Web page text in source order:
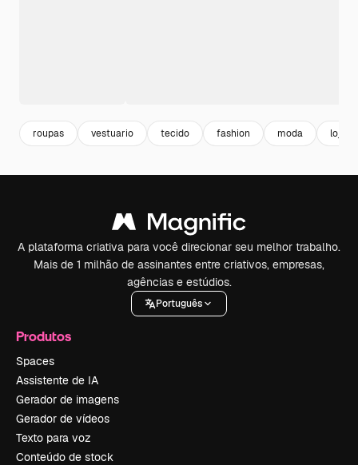
roupas vestuario tecido fashion moda loja
A plataforma criativa para você direcionar seu melhor trabalho.
Mais de 1 milhão de assinantes entre criativos, empresas,
agências e estúdios.
Português
Produtos
Spaces
Assistente de IA
Gerador de imagens
Gerador de vídeos
Texto para voz
Conteúdo de stock